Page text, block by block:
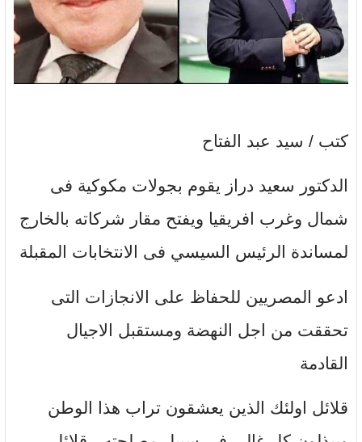
كتب / سيد عبد الفتاح
الدكتور سعيد دراز يقوم بجولات مكوكية فى
شمال وغرب افريقيا ويفتح مقار شركاته بالخارج
لمساندة الرئيس السيسي فى الانتخابات المقبلة
ادعو المصريين للحفاظ على الانجازات التى
تحققت من اجل النهضة ومستقبل الاجيال
القادمة
قلائل اولئك الذين يعشقون تراب هذا الوطن